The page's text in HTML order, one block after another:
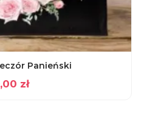
Panieński
zł